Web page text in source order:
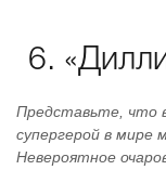
6.
Представьте, что
супергерой в мире
Невероятное